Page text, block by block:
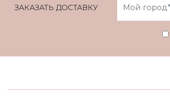
ЗАКАЗАТЬ ДОСТАВКУ